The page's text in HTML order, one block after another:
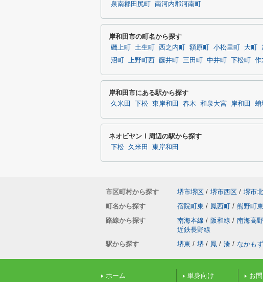
泉南郡田尻町
南河内郡河南町
岸和田市の町名から探す
磯上町 土生町 西之内町 額原町 小松里町 大町
沼町
上野町西 藤井町 三田町 中井町 下松町 作
岸和田市にある駅から探す
久米田 下松 東岸和田 春木 和泉大宮 岸和田 蛸
ネオビヤンⅠ周辺の駅から探す
下松 久米田 東岸和田
市区町村から探す 堺市堺区 / 堺市西区 / 堺市
町名から探す
宿院町東 / 鳳西町 / 熊野町東
路線から探す
南海本線 / 阪和線 / 南海高
近鉄長野線
駅から探す
堺東 / 堺 / 鳳 / 湊 / なかもず
ホーム 単身向け お